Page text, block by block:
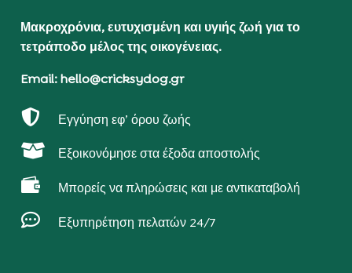
Μακροχρόνια, ευτυχισμένη και υγιής ζωή για το
τετράποδο μέλος της οικογένειας.
Email: hello@cricksydog.gr
 Εγγύηση εφ’ όρου ζωής
 Εξοικονόμησε στα έξοδα αποστολής
 Μπορείς να πληρώσεις και με αντικαταβολή
 Εξυπηρέτηση πελατών 24/7